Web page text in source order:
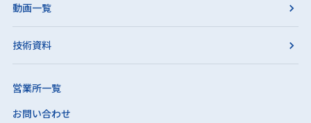
動画一覧
技術資料
営業所一覧
お問い合わせ